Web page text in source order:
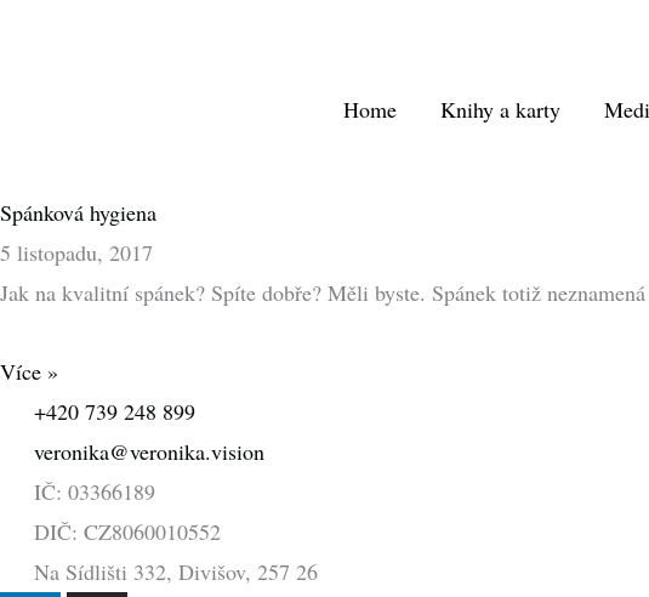
Home Knihy a karty
Spánková hygiena
5 listopadu, 2017
Jak na kvalitní spánek? Spíte dobře? Měli byste. Spánek totiž
Více »
+420 739 248 899
veronika@veronika.vision
IČ: 03366189
DIČ: CZ8060010552
Na Sídlišti 332, Divišov, 257 26